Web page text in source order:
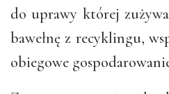
do uprawy której
bawełnę z recyklingu,
obiegowe